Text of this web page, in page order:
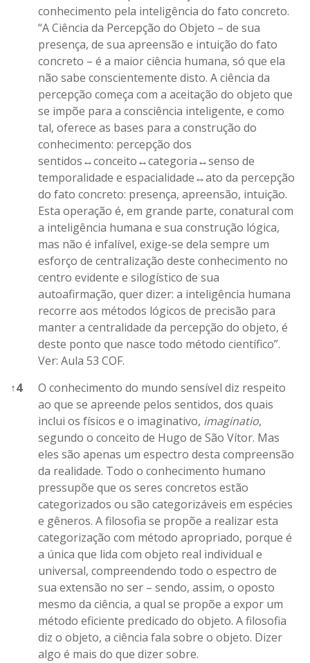
conhecimento pela inteligência do fato concreto.
“A Ciência da Percepção do Objeto – de sua
presença, de sua apreensão e intuição do fato
concreto – é a maior ciência humana, só que ela
não sabe conscientemente disto. A ciência da
percepção começa com a aceitação do objeto que
se impõe para a consciência inteligente, e como
tal, oferece as bases para a construção do
conhecimento: percepção dos
sentidos↔conceito↔categoria↔senso de
temporalidade e espacialidade↔ato da percepção
do fato concreto: presença, apreensão, intuição.
Esta operação é, em grande parte, conatural com
a inteligência humana e sua construção lógica,
mas não é infalível, exige-se dela sempre um
esforço de centralização deste conhecimento no
centro evidente e silogístico de sua
autoafirmação, quer dizer: a inteligência humana
recorre aos métodos lógicos de precisão para
manter a centralidade da percepção do objeto, é
deste ponto que nasce todo método científico”.
Ver: Aula 53 COF.
↑4
O conhecimento do mundo sensível diz respeito
ao que se apreende pelos sentidos, dos quais
inclui os físicos e o imaginativo, imaginatio,
segundo o conceito de Hugo de São Vítor. Mas
eles são apenas um espectro desta compreensão
da realidade. Todo o conhecimento humano
pressupõe que os seres concretos estão
categorizados ou são categorizáveis em espécies
e gêneros. A filosofia se propõe a realizar esta
categorização com método apropriado, porque é
a única que lida com objeto real individual e
universal, compreendendo todo o espectro de
sua extensão no ser – sendo, assim, o oposto
mesmo da ciência, a qual se propõe a expor um
método eficiente predicado do objeto. A filosofia
diz o objeto, a ciência fala sobre o objeto. Dizer
algo é mais do que dizer sobre.